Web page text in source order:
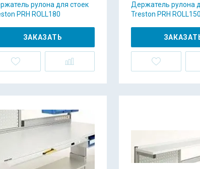
рулона для стоек
PRH ROLL180
ЗАКАЗАТЬ
Держатель рулона
Treston PRH ROLL150